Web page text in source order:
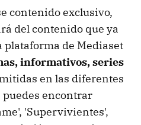
contenido exclusivo,
del contenido que ya
de Mediaset
informativos, series
en las diferentes
puedes encontrar
'Supervivientes',